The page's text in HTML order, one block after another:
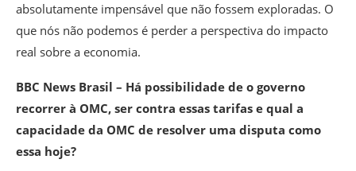
absolutamente impensável que não fossem exploradas. O
que nós não podemos é perder a perspectiva do impacto
real sobre a economia.
BBC News Brasil – Há possibilidade de o governo
recorrer à OMC, ser contra essas tarifas e qual a
capacidade da OMC de resolver uma disputa como
essa hoje?